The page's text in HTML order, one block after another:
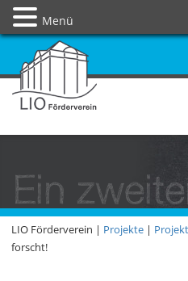
Ein
LIO Förderverein | Projekte|
forscht!
Menü